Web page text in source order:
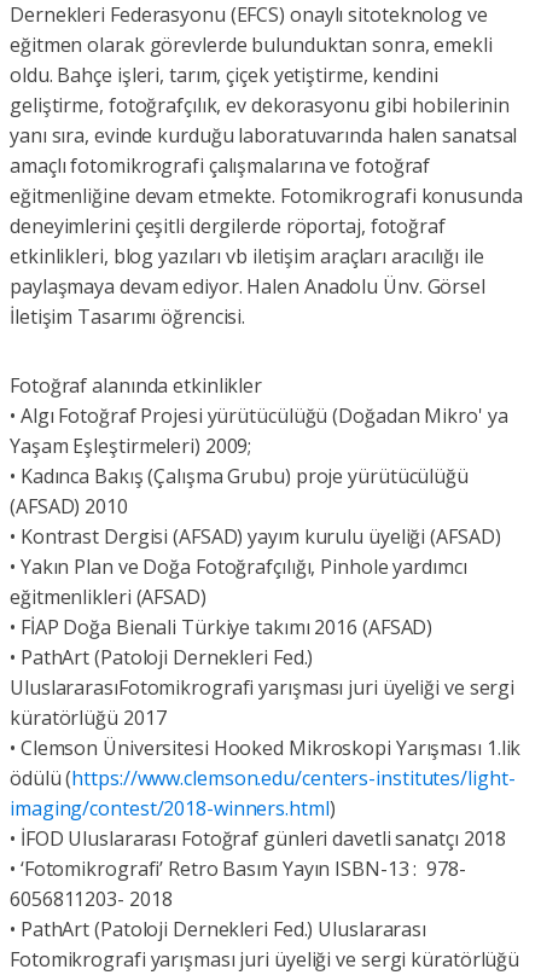
Dernekleri Federasyonu (EFCS) onaylı sitoteknolog ve
eğitmen olarak görevlerde bulunduktan sonra, emekli
oldu. Bahçe işleri, tarım, çiçek yetiştirme, kendini
geliştirme, fotoğrafçılık, ev dekorasyonu gibi hobilerinin
yanı sıra, evinde kurduğu laboratuvarında halen sanatsal
amaçlı fotomikrografi çalışmalarına ve fotoğraf
eğitmenliğine devam etmekte. Fotomikrografi konusunda
deneyimlerini çeşitli dergilerde röportaj, fotoğraf
etkinlikleri, blog yazıları vb iletişim araçları aracılığı ile
paylaşmaya devam ediyor. Halen Anadolu Ünv. Görsel
İletişim Tasarımı öğrencisi.
Fotoğraf alanında etkinlikler
• Algı Fotoğraf Projesi yürütücülüğü (Doğadan Mikro' ya
Yaşam Eşleştirmeleri) 2009;
• Kadınca Bakış (Çalışma Grubu) proje yürütücülüğü
(AFSAD) 2010
• Kontrast Dergisi (AFSAD) yayım kurulu üyeliği (AFSAD)
• Yakın Plan ve Doğa Fotoğrafçılığı, Pinhole yardımcı
eğitmenlikleri (AFSAD)
• FİAP Doğa Bienali Türkiye takımı 2016 (AFSAD)
• PathArt (Patoloji Dernekleri Fed.)
UluslararasıFotomikrografi yarışması juri üyeliği ve sergi
küratörlüğü 2017
• Clemson Üniversitesi Hooked Mikroskopi Yarışması 1.lik
ödülü (https://www.clemson.edu/centers-institutes/light-
imaging/contest/2018-winners.html)
• İFOD Uluslararası Fotoğraf günleri davetli sanatçı 2018
• ‘Fotomikrografi’ Retro Basım Yayın ISBN-13 : ‎ 978-
6056811203- 2018
• PathArt (Patoloji Dernekleri Fed.) Uluslararası
Fotomikrografi yarışması juri üyeliği ve sergi küratörlüğü